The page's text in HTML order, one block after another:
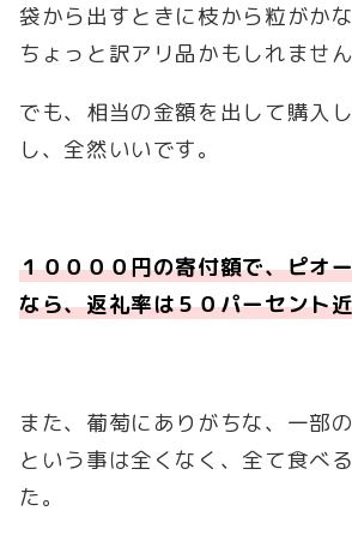
袋から出すときに枝から粒がか
ちょっと訳アリ品かもしれません
でも、相当の金額を出して購入
し、全然いいです。
１００００円の寄付額で、ピオ
なら、返礼率は５０パーセント
また、葡萄にありがちな、一部
という事は全くなく、全て食べ
た。